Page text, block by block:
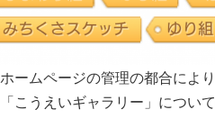
ホームページの管理の都合によ
「こうえいギャラリー」につい